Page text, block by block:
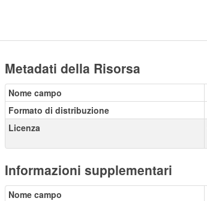
Metadati della Risorsa
Nome campo
Formato di distribuzione
Licenza
Informazioni supplementari
Nome campo